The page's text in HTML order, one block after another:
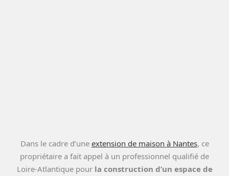
Dans le cadre d’une extension de maison à Nantes, ce
propriétaire a fait appel à un professionnel qualifié de
Loire-Atlantique pour la construction d’un espace de